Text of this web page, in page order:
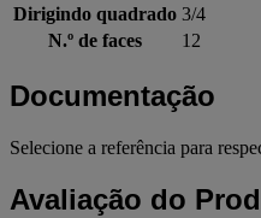
Dirigindo quadrado 3/4
N.º de faces
12
Documentação
Selecione a referência para
Avaliação do